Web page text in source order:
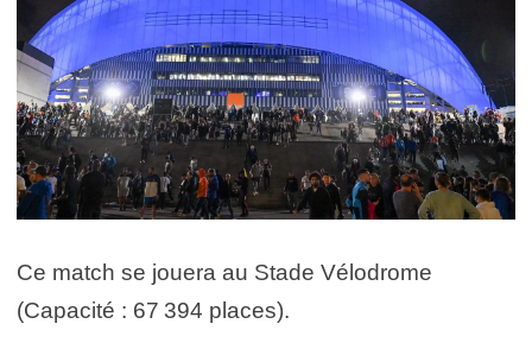
Ce match se jouera au Stade Vélodrome
(Capacité : 67 394 places).